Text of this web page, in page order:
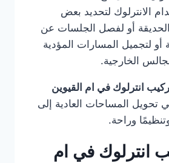
الانترلوك لتحديد بعض
أو لفصل الجلسات عن
أو لتجميل المسارات المؤدية
الخارجية.
انترلوك في ام القيوين
تحويل المساحات العادية إلى
وراحة.
انترلوك في ام